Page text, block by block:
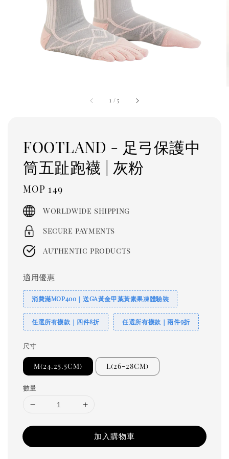
1 /5
FOOTLAND - 足弓保護中
筒五趾跑襪 | 灰粉
Regular
price
MOP 149
Worldwide shipping
Secure payments
Authentic products
適用優惠
消費滿MOP400｜送GA黃金甲葉黃素果凍體驗裝
任選所有襪款｜四件8折 任選所有襪款｜兩件9折
尺寸
M(24.25.5CM) L(26-28CM)
數量
加入購物車